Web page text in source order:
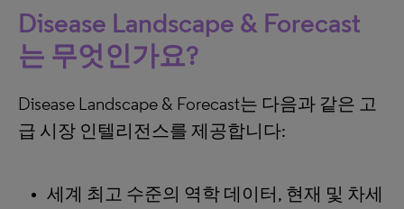
Disease Landscape & Forecast
는 무엇인가요?
Disease Landscape & Forecast는 다음과 같은 고
급 시장 인텔리전스를 제공합니다:
세계 최고 수준의 역학 데이터, 현재 및 차세